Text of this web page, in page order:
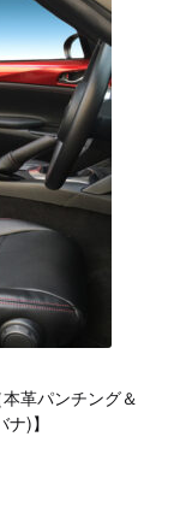
¥32,230
革パンチング＆
ナ)】